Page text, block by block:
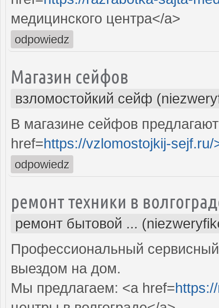
медицинского центра</a>
odpowiedz
Магазин сейфов
взломостойкий сейф
В магазине сейфов
href=https://vzlomostojkij-sejf.ru/
odpowiedz
ремонт техники в
ремонт бытовой ...
Профессиональный
выездом на дом.
Мы предлагаем: <a href=